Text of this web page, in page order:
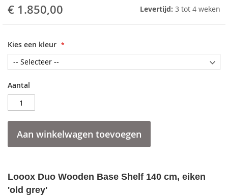
€ 1.850,00 Levertijd: 3 tot 4 weken
Kies een kleur
Aantal
Aan winkelwagen toevoegen
Looox Duo Wooden Base Shelf 140 cm, eiken
'old grey'
of
gallery